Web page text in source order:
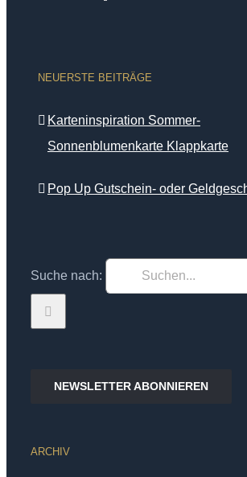
NEUERSTE BEITRÄGE
Karteninspiration Sommer-
Sonnenblumenkarte Klappkarte
Pop Up Gutschein- oder
Suche nach:
NEWSLETTER ABONNIEREN
ARCHIV